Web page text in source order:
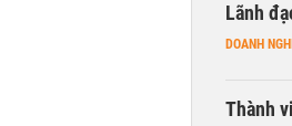
Lãnh
DOANH
Thành